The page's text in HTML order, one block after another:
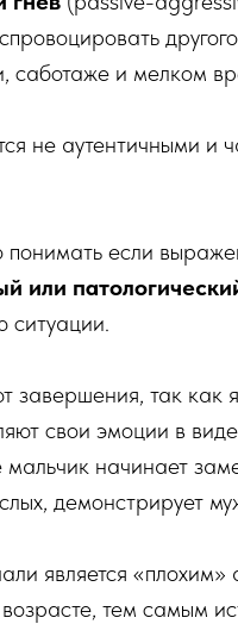
и мелком
не аутентичными
если
или
завершения, так
свои эмоции в
начинает
демонстрирует
является
тем самым